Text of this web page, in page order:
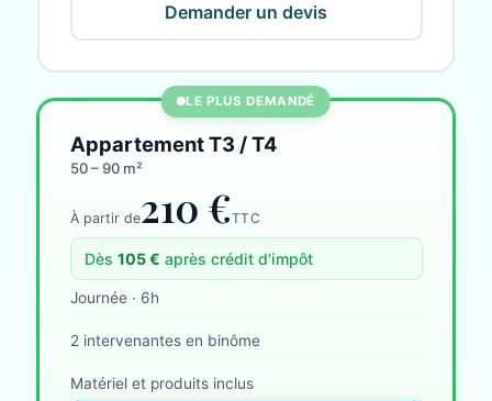
Demander un devis
LE PLUS DEMANDÉ
Appartement T3 / T4
50 – 90 m²
À partir de210 €TTC
Dès 105€ après crédit d'impôt
Journée · 6h
2 intervenantes en binôme
Matériel et produits inclus